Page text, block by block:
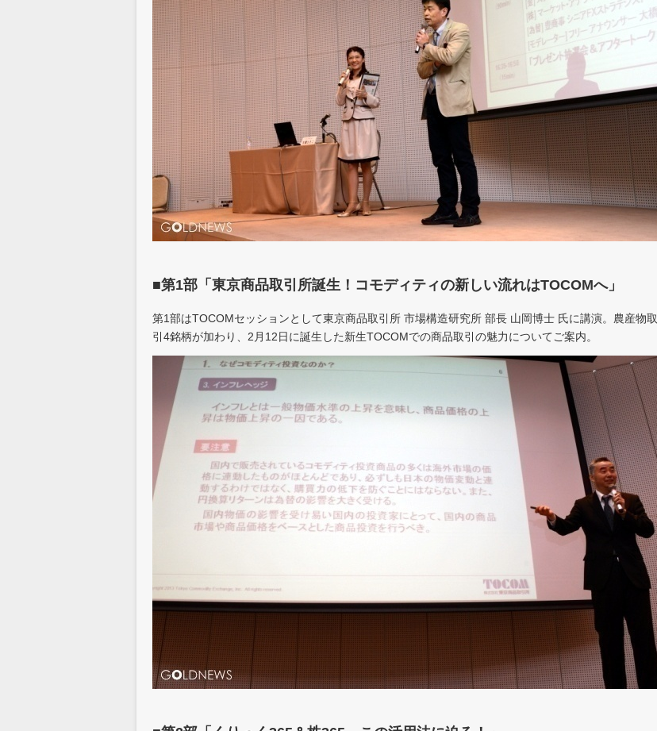
■第1部「東京商品取引所誕生！コモディティの新しい流れはTOCOMへ」
第1部はTOCOMセッションとして東京商品取引所 市場構造研究所 部長 山岡博士 氏に講演。農産物取
引4銘柄が加わり、2月12日に誕生した新生TOCOMでの商品取引の魅力についてご案内。